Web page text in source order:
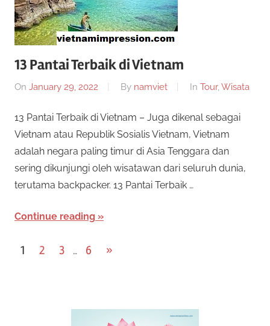
13 Pantai Terbaik di Vietnam
On January 29, 2022 By namviet In Tour, Wisata
13 Pantai Terbaik di Vietnam – Juga dikenal sebagai
Vietnam atau Republik Sosialis Vietnam, Vietnam
adalah negara paling timur di Asia Tenggara dan
sering dikunjungi oleh wisatawan dari seluruh dunia,
terutama backpacker. 13 Pantai Terbaik …
Continue reading
P
1 2 3 … 6
Next
»